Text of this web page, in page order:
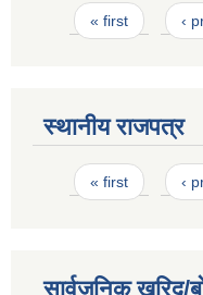
Pages
« first ‹
स्थानीय राजपत्र
Pages
« first ‹
सार्वजनिक खरिद/